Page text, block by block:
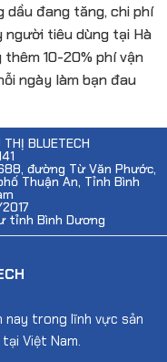
dầu đang tăng, chi phí
tiêu dùng tại Hà
thêm 10-20% phí vận
ngày làm bạn đau
BLUETECH
đường Từ Văn Phước,
Thuận An, Tỉnh Bình
tỉnh Bình Dương
trong lĩnh vực sản
Việt Nam.